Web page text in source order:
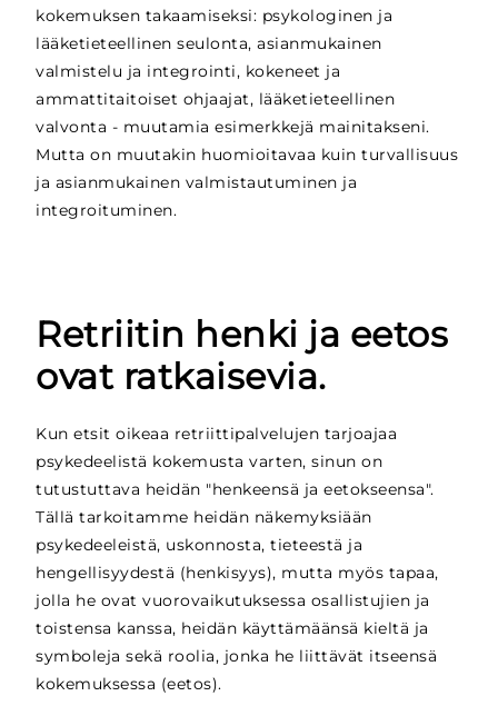
kokemuksen takaamiseksi: psykologinen ja
lääketieteellinen seulonta, asianmukainen
valmistelu ja integrointi, kokeneet ja
ammattitaitoiset ohjaajat, lääketieteellinen
valvonta - muutamia esimerkkejä mainitakseni.
Mutta on muutakin huomioitavaa kuin turvallisuus
ja asianmukainen valmistautuminen ja
integroituminen.
Retriitin henki ja eetos
ovat ratkaisevia.
Kun etsit oikeaa retriittipalvelujen tarjoajaa
psykedeelistä kokemusta varten, sinun on
tutustuttava heidän "henkeensä ja eetokseensa".
Tällä tarkoitamme heidän näkemyksiään
psykedeeleistä, uskonnosta, tieteestä ja
hengellisyydestä (henkisyys), mutta myös tapaa,
jolla he ovat vuorovaikutuksessa osallistujien ja
toistensa kanssa, heidän käyttämäänsä kieltä ja
symboleja sekä roolia, jonka he liittävät itseensä
kokemuksessa (eetos).